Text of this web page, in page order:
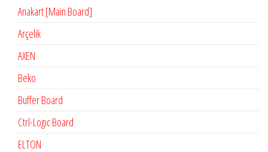
Anakart [Main Board]
Arçelik
AXEN
Beko
Buffer Board
Ctrl-Logıc Board
ELTON